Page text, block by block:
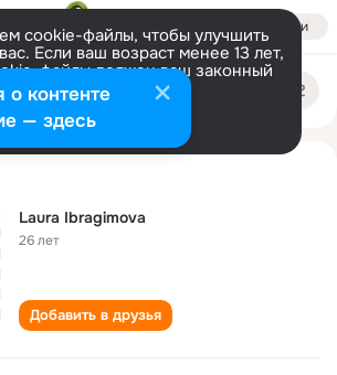
Войти
cookie-файлы, чтобы улучшить
Если ваш возраст менее 13 лет,
файлы должен ваш законный
Больше информации
Настроить
Laura Ibragimova
26 лет
Добавить в друзья
контенте
— здесь